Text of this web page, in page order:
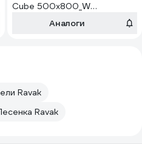
Cube 500x800_W
X04000083668
Аналоги
Ravak
Ravak